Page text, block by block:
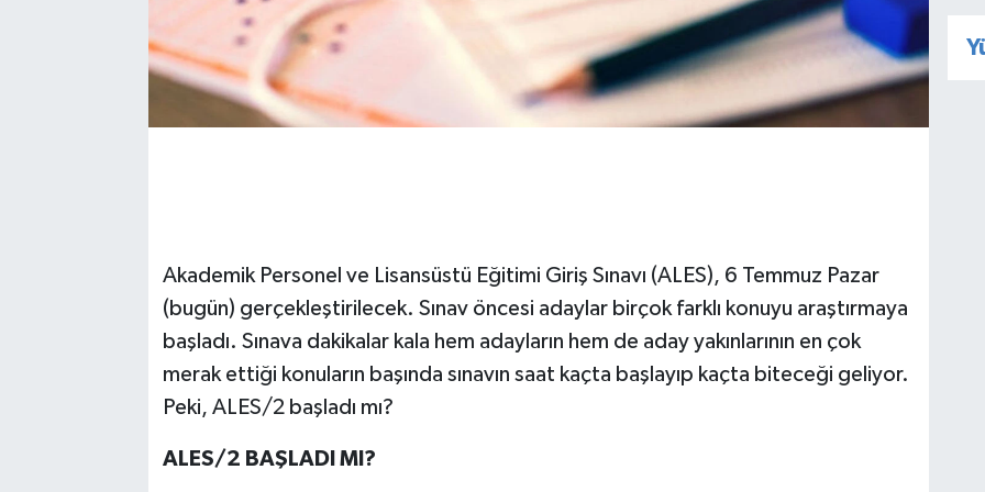
Akademik Personel ve Lisansüstü Eğitimi Giriş Sınavı (ALES), 6 Temmuz Pazar
(bugün) gerçekleştirilecek. Sınav öncesi adaylar birçok farklı konuyu araştırmaya
başladı. Sınava dakikalar kala hem adayların hem de aday yakınlarının en çok
merak ettiği konuların başında sınavın saat kaçta başlayıp kaçta biteceği geliyor.
Peki, ALES/2 başladı mı?
ALES/2 BAŞLADI MI?